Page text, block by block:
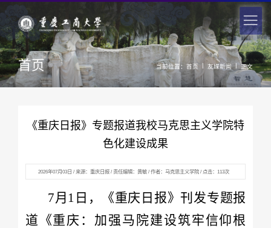
首页 当前位置： 首页 | 友媒新闻 | 正文
《重庆日报》专题报道我校马克思主义学院特
色化建设成果
2026年07月03日 / 来源：重庆日报 / 责任编辑：黄敏 / 作者：马克思主义学院 / 点击： 113次
7月1日，《重庆日报》刊发专题报
道《重庆：加强马院建设筑牢信仰根